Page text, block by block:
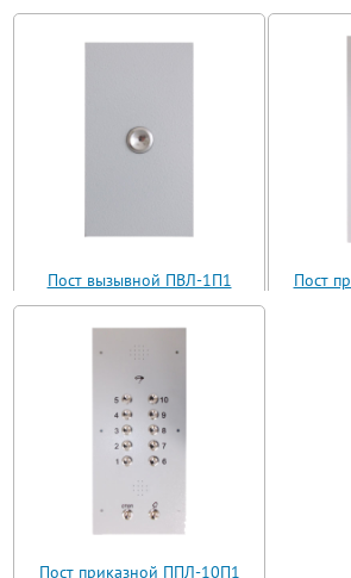
Пост вызывной ПВЛ-1П1
(ВП11-1)
Пост
Пост приказной ППЛ-10П1